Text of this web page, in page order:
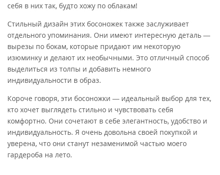
себя в них так, будто хожу по облакам!
Стильный дизайн этих босоножек также заслуживает
отдельного упоминания. Они имеют интересную деталь —
вырезы по бокам, которые придают им некоторую
изюминку и делают их необычными. Это отличный способ
выделиться из толпы и добавить немного
индивидуальности в образ.
Короче говоря, эти босоножки — идеальный выбор для тех,
кто хочет выглядеть стильно и чувствовать себя
комфортно. Они сочетают в себе элегантность, удобство и
индивидуальность. Я очень довольна своей покупкой и
уверена, что они станут незаменимой частью моего
гардероба на лето.